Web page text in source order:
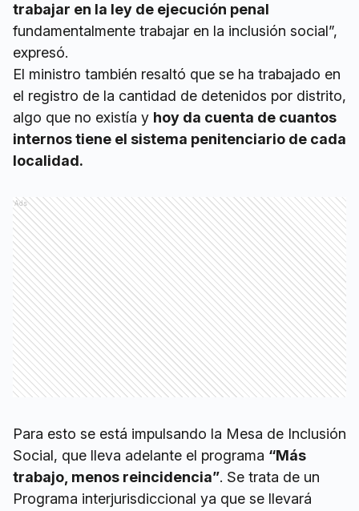
trabajar en la ley de ejecución penal
fundamentalmente trabajar en la inclusión social”,
expresó.
El ministro también resaltó que se ha trabajado en
el registro de la cantidad de detenidos por distrito,
algo que no existía y hoy da cuenta de cuantos
internos tiene el sistema penitenciario de cada
localidad.
Ads
Para esto se está impulsando la Mesa de Inclusión
Social, que lleva adelante el programa “Más
trabajo, menos reincidencia”. Se trata de un
Programa interjurisdiccional ya que se llevará